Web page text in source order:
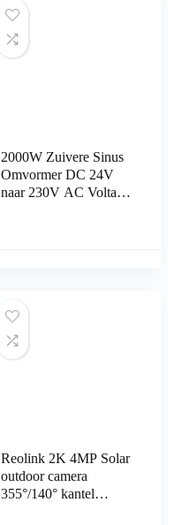
2000W Zuivere Sinus
Omvormer DC 24V
naar 230V AC Voltage
Reolink 2K 4MP Solar
outdoor camera
355°/140° kantel